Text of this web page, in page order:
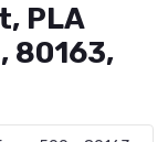
PLA
80163,